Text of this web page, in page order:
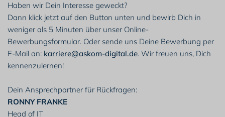
Haben wir Dein Interesse geweckt?
Dann klick jetzt auf den Button unten und bewirb Dich in
weniger als 5 Minuten über unser Online-
Bewerbungsformular. Oder sende uns Deine Bewerbung per
E-Mail an: karriere@askom-digital.de. Wir freuen uns, Dich
kennenzulernen!
Dein Ansprechpartner für Rückfragen:
RONNY FRANKE
Head of IT